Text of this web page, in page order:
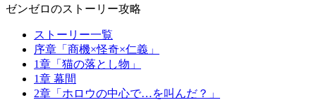
ゼンゼロのストーリー攻略
ストーリー一覧
序章「商機×怪奇×仁義」
1章「猫の落とし物」
1章 幕間
2章「ホロウの中心で…を叫んだ？」